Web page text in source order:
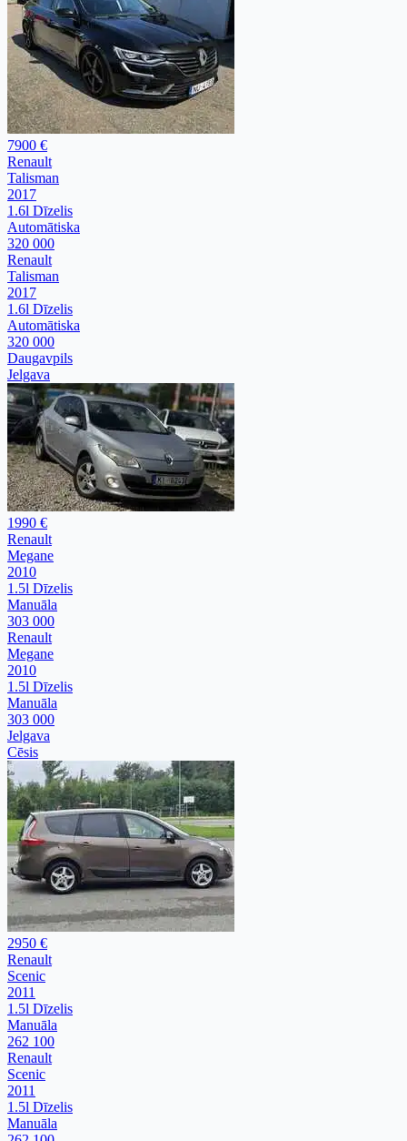
7900 €
Renault
Talisman
2017
1.6l Dīzelis
Automātiska
320 000
Renault
Talisman
2017
1.6l Dīzelis
Automātiska
320 000
Daugavpils
Jelgava
1990 €
Renault
Megane
2010
1.5l Dīzelis
Manuāla
303 000
Renault
Megane
2010
1.5l Dīzelis
Manuāla
303 000
Jelgava
Cēsis
2950 €
Renault
Scenic
2011
1.5l Dīzelis
Manuāla
262 100
Renault
Scenic
2011
1.5l Dīzelis
Manuāla